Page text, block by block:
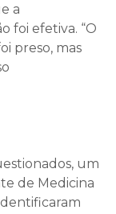
a
foi efetiva. “O
preso, mas
um
de Medicina